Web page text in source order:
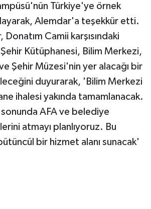
Türkiye'ye örnek
Alemdar'a teşekkür etti.
Donatım Camii karşısındaki
Kütüphanesi, Bilim Merkezi,
Şehir Müzesi'nin yer alacağı bir
duyurarak, 'Bilim Merkezi
ihalesi yakında tamamlanacak.
AFA ve belediye
atmayı planlıyoruz. Bu
bir hizmet alanı sunacak'